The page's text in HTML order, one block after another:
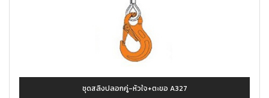
ชุดสลิงปลอกคู่-หัวใจ+ตะขอ A327